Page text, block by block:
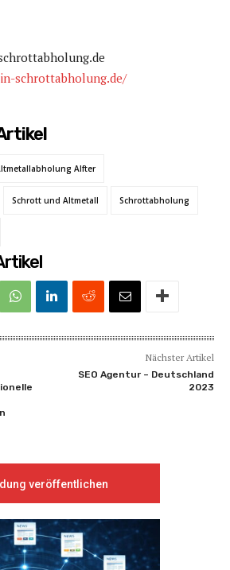
schrottabholung.de/
Alfter
Schrott und Altmetall Schrottabholung
Nächster Artikel
SEO Agentur – Deutschland
2023
veröffentlichen